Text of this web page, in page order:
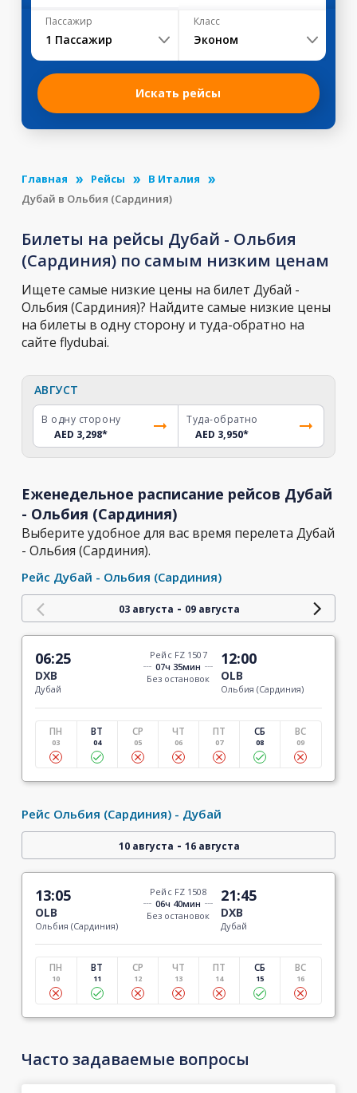
Пассажир
1 Пассажир
Класс
Эконом
Искать рейсы
Главная Рейсы
В Италия
Дубай в Ольбия (Сардиния)
Билеты на рейсы Дубай - Ольбия
(Сардиния) по самым низким ценам
Ищете самые низкие цены на билет Дубай -
Ольбия (Сардиния)? Найдите самые низкие цены
на билеты в одну сторону и туда-обратно на
сайте flydubai.
АВГУСТ
В одну сторону
AED 3,298*
Туда-обратно
AED 3,950*
Еженедельное расписание рейсов Дубай
- Ольбия (Сардиния)
Выберите удобное для вас время перелета Дубай
- Ольбия (Сардиния).
Рейс Дубай - Ольбия (Сардиния)
03 августа - 09 августа
06:25
DXB
Дубай
Рейс FZ 1507
07ч 35мин
Без остановок
12:00
OLB
Ольбия (Сардиния)
ПН
03
ВТ
04
СР
05
ЧТ
06
ПТ
07
СБ
08
ВС
09
Рейс Ольбия (Сардиния) - Дубай
10 августа - 16 августа
13:05
OLB
Ольбия (Сардиния)
Рейс FZ 1508
06ч 40мин
Без остановок
21:45
DXB
Дубай
ПН
10
ВТ
11
СР
12
ЧТ
13
ПТ
14
СБ
15
ВС
16
Часто задаваемые вопросы